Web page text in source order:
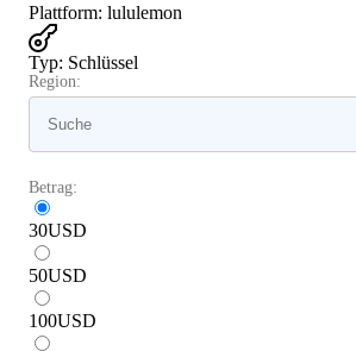
Plattform: lululemon
Typ: Schlüssel
Region:
Betrag:
30USD
50USD
100USD